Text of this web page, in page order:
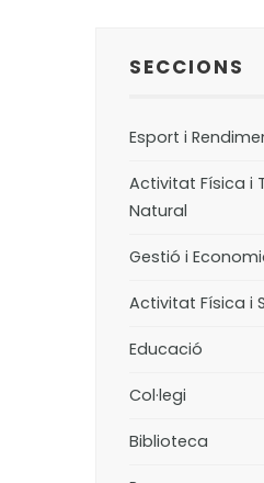
SECCIONS
Esport i
Activitat Física i
Natural
Gestió i
Activitat Física i
Educació
Col·legi
Biblioteca